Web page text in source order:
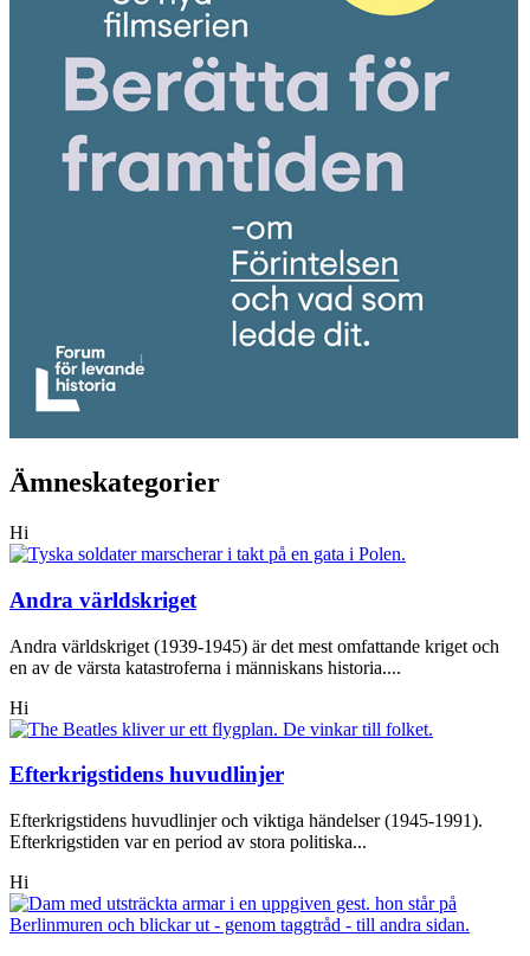
Ämneskategorier
Hi
Andra världskriget
Andra världskriget (1939-1945) är det mest omfattande kriget och
en av de värsta katastroferna i människans historia....
Hi
Efterkrigstidens huvudlinjer
Efterkrigstidens huvudlinjer och viktiga händelser (1945-1991).
Efterkrigstiden var en period av stora politiska...
Hi